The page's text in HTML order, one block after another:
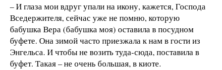
– И глаза мои вдруг упали на икону, кажется, Господа
Вседержителя, сейчас уже не помню, которую
бабушка Вера (бабушка моя) оставила в посудном
буфете. Она зимой часто приезжала к нам в гости из
Энгельса. И чтобы не возить туда-сюда, поставила в
буфет. Такая – не очень большая, в киоте.